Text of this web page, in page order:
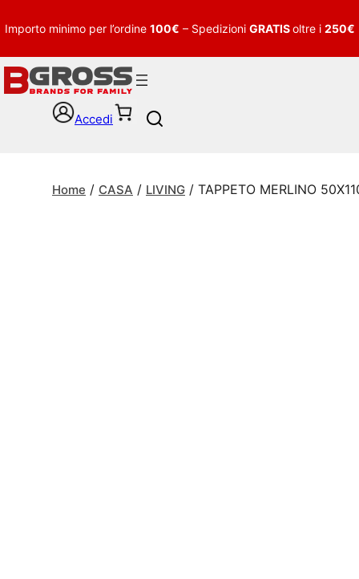
Importo minimo per l’ordine 100€ – Spedizioni GRATISoltre i 250€
Accedi
c
Home / CASA / LIVING / TAPPETO MERLINO